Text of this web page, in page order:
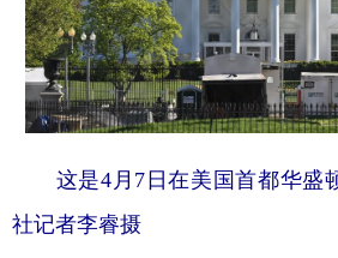
这是4月7日在美国首都华盛
社记者李睿摄